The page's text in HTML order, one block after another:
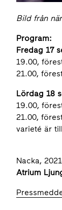
Bild från
Program:
Fredag 17
19.00,
21.00,
Lördag 18
19.00,
21.00,
varieté är
Nacka,
Atrium